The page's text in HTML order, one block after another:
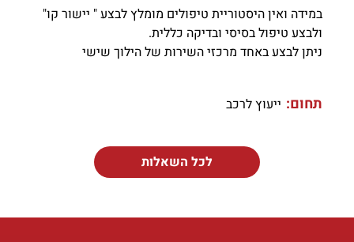
במידה ואין היסטוריית טיפולים מומלץ לבצע " יישור קו"
ולבצע טיפול בסיסי ובדיקה כללית.
ניתן לבצע באחד מרכזי השירות של הילוך שישי
תחום: ייעוץ לרכב
לכל השאלות